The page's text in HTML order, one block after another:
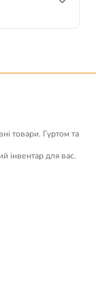
товари. Гуртом та
інвентар для вас.